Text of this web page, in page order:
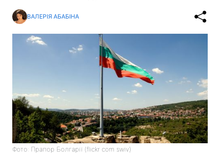
ВАЛЕРІЯ АБАБІНА
Фото: Прапор Болгарії (flickr com swiv)